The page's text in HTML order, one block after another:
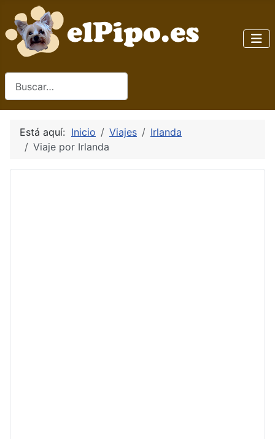
Está aquí: Inicio Viajes
Irlanda
Viaje por Irlanda